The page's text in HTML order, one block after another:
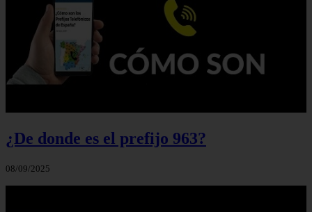
¿De donde es el prefijo 963?
08/09/2025